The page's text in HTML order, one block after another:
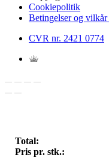
Total:
Pris pr. stk.:
Cookiepolitik
Betingelser og
CVR nr. 2421 0774